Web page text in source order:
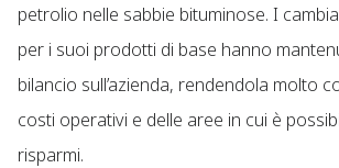
petrolio nelle sabbie bituminose. I
per i suoi prodotti di base hanno
bilancio sull’azienda, rendendola molto
costi operativi e delle aree in cui è
risparmi.